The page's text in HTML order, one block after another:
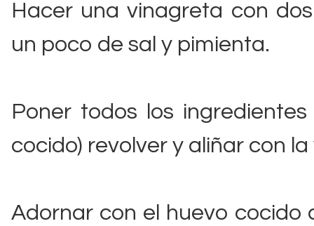
Hacer una vinagreta con
un poco de sal y pimienta.
Poner todos los
cocido) revolver y aliñar con
Adornar con el huevo